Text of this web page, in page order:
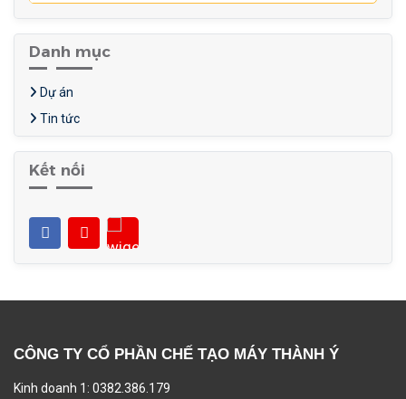
Danh mục
Dự án
Tin tức
Kết nối
CÔNG TY CỔ PHẦN CHẾ TẠO MÁY THÀNH Ý
Kinh doanh 1: 0382.386.179